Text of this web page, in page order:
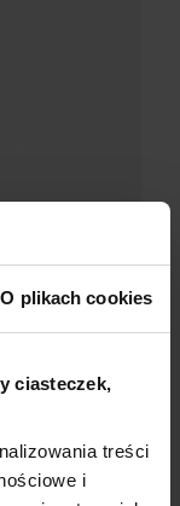
O plikach cookies
ciasteczek,
treści
i